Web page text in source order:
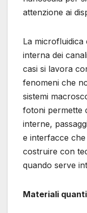
attenzione ai
La
interna dei
casi si lavora
fenomeni che
sistemi
fotoni permette
interne,
e interfacce
costruire con
quando serve
Materiali